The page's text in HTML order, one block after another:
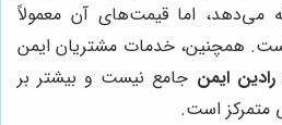
می‌دهد، اما قیمت‌های آن معمولاً
همچنین، خدمات مشتریان ایمن
رادین ایمن جامع نیست و بیشتر بر
متمرکز است.